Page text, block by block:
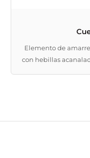
Elemento de
con hebillas